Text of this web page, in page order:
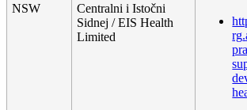
NSW Centralni i Istočni
Sidnej / EIS Health
Limited
rg.